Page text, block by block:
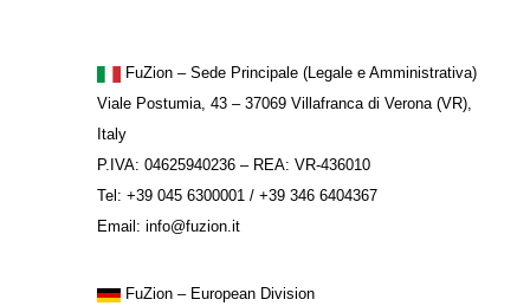
FuZion – Sede Principale (Legale e Amministrativa)
Viale Postumia, 43 – 37069 Villafranca di Verona (VR),
Italy
P.IVA: 04625940236 – REA: VR-436010
Tel: +39 045 6300001 / +39 346 6404367
Email: info@fuzion.it
FuZion – European Division